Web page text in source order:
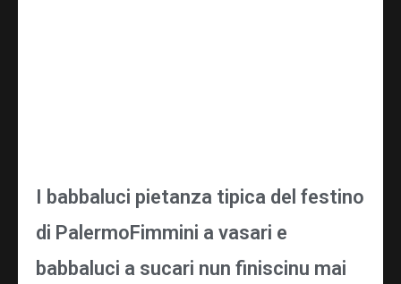
I babbaluci pietanza tipica del festino
di PalermoFimmini a vasari e
babbaluci a sucari nun finiscinu mai